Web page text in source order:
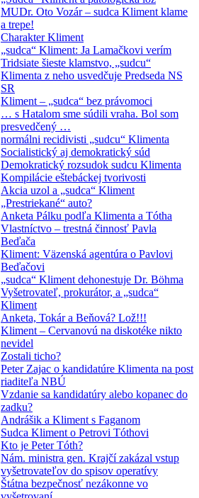
MUDr. Oto Vozár – sudca Kliment klame
a trepe!
Charakter Kliment
„sudca“ Kliment: Ja Lamačkovi verím
Tridsiate šieste klamstvo, „sudcu“
Klimenta z neho usvedčuje Predseda NS
SR
Kliment – „sudca“ bez právomoci
… s Hatalom sme súdili vraha. Bol som
presvedčený …
normálni recidivisti „sudcu“ Klimenta
Socialistický aj demokratický súd
Demokratický rozsudok sudcu Klimenta
Kompilácie eštebáckej tvorivosti
Akcia uzol a „sudca“ Kliment
„Prestriekané“ auto?
Anketa Pálku podľa Klimenta a Tótha
Vlastníctvo – trestná činnosť Pavla
Beďača
Kliment: Väzenská agentúra o Pavlovi
Beďačovi
„sudca“ Kliment dehonestuje Dr. Böhma
Vyšetrovateľ, prokurátor, a „sudca“
Kliment
Anketa, Tokár a Beňová? Lož!!!
Kliment – Cervanovú na diskotéke nikto
nevidel
Zostali ticho?
Peter Zajac o kandidatúre Klimenta na post
riaditeľa NBÚ
Vzdanie sa kandidatúry alebo kopanec do
zadku?
Andrášik a Kliment s Faganom
Sudca Kliment o Petrovi Tóthovi
Kto je Peter Tóth?
Nám. ministra gen. Krajčí zakázal vstup
vyšetrovateľov do spisov operatívy
Štátna bezpečnosť nezákonne vo